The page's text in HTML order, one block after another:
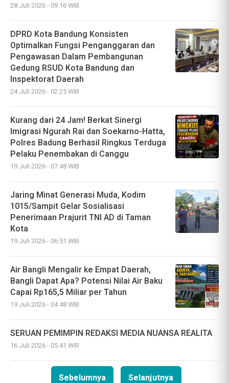
28 Juli 2026 - 09:16 WIB
DPRD Kota Bandung Konsisten
Optimalkan Fungsi Penganggaran dan
Pengawasan Dalam Pembangunan
Gedung RSUD Kota Bandung dan
Inspektorat Daerah
24 Juli 2026 - 02:25 WIB
Kurang dari 24 Jam! Berkat Sinergi
Imigrasi Ngurah Rai dan Soekarno-Hatta,
Polres Badung Berhasil Ringkus Terduga
Pelaku Penembakan di Canggu
19 Juli 2026 - 07:48 WIB
Jaring Minat Generasi Muda, Kodim
1015/Sampit Gelar Sosialisasi
Penerimaan Prajurit TNI AD di Taman
Kota
19 Juli 2026 - 06:51 WIB
Air Bangli Mengalir ke Empat Daerah,
Bangli Dapat Apa? Potensi Nilai Air Baku
Capai Rp165,5 Miliar per Tahun
19 Juli 2026 - 04:48 WIB
SERUAN PEMIMPIN REDAKSI MEDIA NUANSA REALITA
16 Juli 2026 - 05:41 WIB
Sebelumnya Selanjutnya